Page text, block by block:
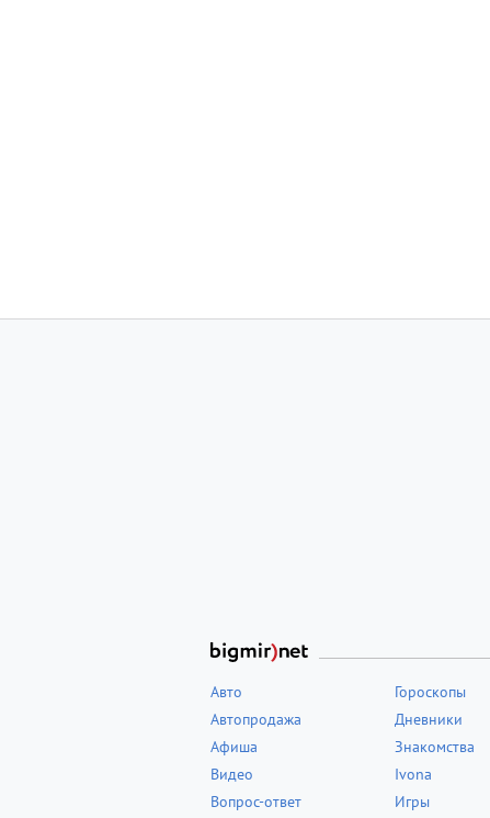
Авто
Автопродажа
Афиша
Видео
Вопрос-ответ
Гороскопы
Дневники
Знакомства
Ivona
Игры